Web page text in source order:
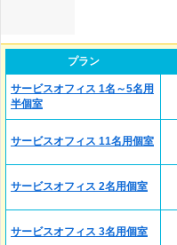
プラン
サービスオフィス 1名～5名用
半個室
サービスオフィス 11名用個室
サービスオフィス 2名用個室
サービスオフィス 3名用個室